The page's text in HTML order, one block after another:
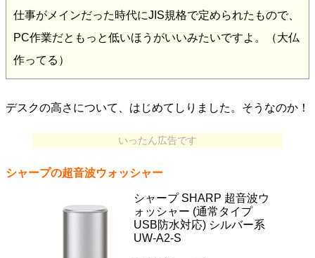
仕事がメインだった時代にJIS規格で定められたもので、
PC作業だともっと低いほうがいいみたいですよ。（大仏
作ってる）
デスクの高さについて、はじめてしりました。そうなのか！
いったん広告です
シャープの超音波ウォッシャー
シャープ SHARP 超音波ウ
ォッシャー (通常タイプ
USB防水対応) シルバー系
UW-A2-S